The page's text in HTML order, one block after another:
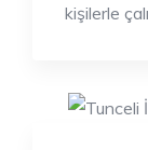
kişilerle